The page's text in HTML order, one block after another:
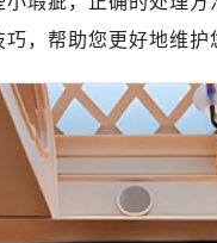
，帮助您更好地维护